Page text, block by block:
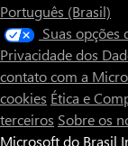
Português (Brasil)
Suas opções
Privacidade dos
contato com a
cookies Ética e
terceiros Sobre os
Microsoft do Brasil